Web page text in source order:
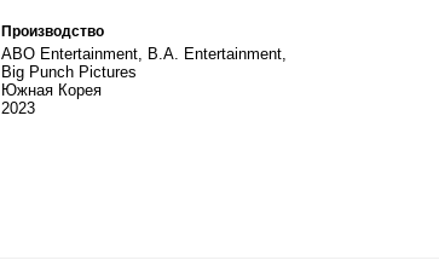
Производство
ABO Entertainment, B.A. Entertainment,
Big Punch Pictures
Южная Корея
2023